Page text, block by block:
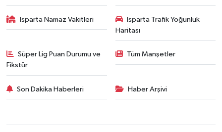
Isparta Namaz Vakitleri
Isparta Trafik Yoğunluk
Haritası
Süper Lig Puan Durumu ve
Fikstür
Tüm Manşetler
Son Dakika Haberleri Haber Arşivi